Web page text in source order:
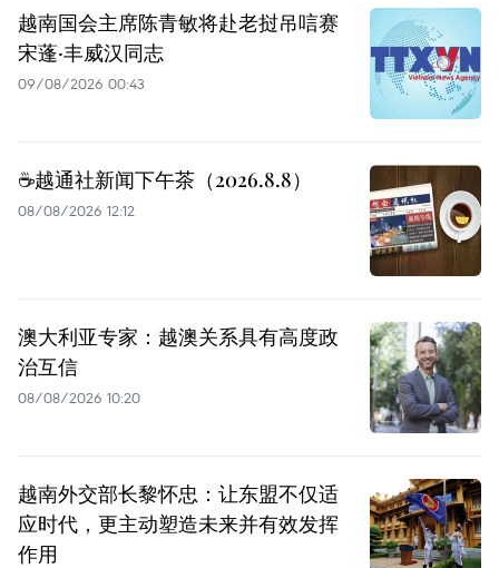
越南国会主席陈青敏将赴老挝吊唁赛
宋蓬·丰威汉同志
09/08/2026 00:43
☕️越通社新闻下午茶（2026.8.8）
08/08/2026 12:12
澳大利亚专家：越澳关系具有高度政
治互信
08/08/2026 10:20
越南外交部长黎怀忠：让东盟不仅适
应时代，更主动塑造未来并有效发挥
作用